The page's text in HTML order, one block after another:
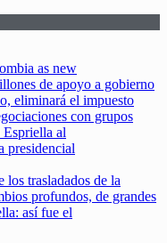
as new
de apoyo a gobierno
eliminará el impuesto
con grupos
Espriella al
presidencial
los trasladados de la
profundos, de grandes
así fue el